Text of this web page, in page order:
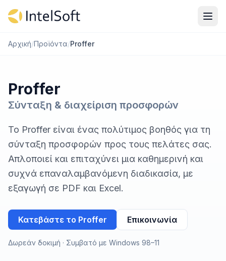
Αρχική/Προϊόντα/Proffer
Proffer
Σύνταξη & διαχείριση προσφορών
Το Proffer είναι ένας πολύτιμος βοηθός για τη
σύνταξη προσφορών προς τους πελάτες σας.
Απλοποιεί και επιταχύνει μια καθημερινή και
συχνά επαναλαμβανόμενη διαδικασία, με
εξαγωγή σε PDF και Excel.
Κατεβάστε το Proffer Επικοινωνία
Δωρεάν δοκιμή · Συμβατό με Windows 98–11